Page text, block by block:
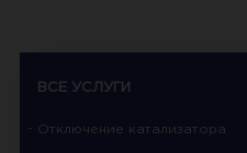
ВСЕ УСЛУГИ
Отключение катализатора